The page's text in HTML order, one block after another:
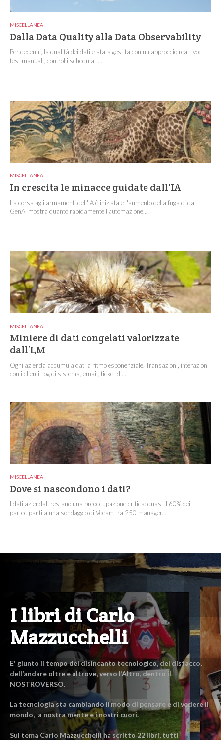
MISCELLANEA
Dalla Data Quality alla Data Observability
Per decenni, la qualità dei dati è stata gestita con un approccio reattivo:
test manuali, controlli schedulati...
MISCELLANEA
In crescita le minacce guidate dall'IA
La corsa agli armamenti dell'IA è iniziata e l'aumento della fuga di dati
GenAI mostra quanto rapidamente l'automazione...
MISCELLANEA
Miniere di dati congelati valorizzate
dall’LM
Ogni azienda accumula dati a ritmo esponenziale. Transazioni, interazioni
con i clienti, log di sistema, email, ticket di...
MISCELLANEA
Dove si nascondono i dati?
I dati aziendali restano una preoccupazione critica: quasi il 60% dei
partecipanti a una sondaggio di Veeam tra 250 manager...
I libri di Carlo
Mazzucchelli
E' giunto il tempo del disincanto tecnologico, del distacco,
dell’andare oltre e altrove, verso l’Altro, dentro il
NOSTROVERSO.
La tecnologia sta cambiando il modo di pensare e di vedere il
mondo, la nostra mente e i nostri cuori.
Sul tema Carlo Mazzucchelli ha scritto 22 libri, tutti